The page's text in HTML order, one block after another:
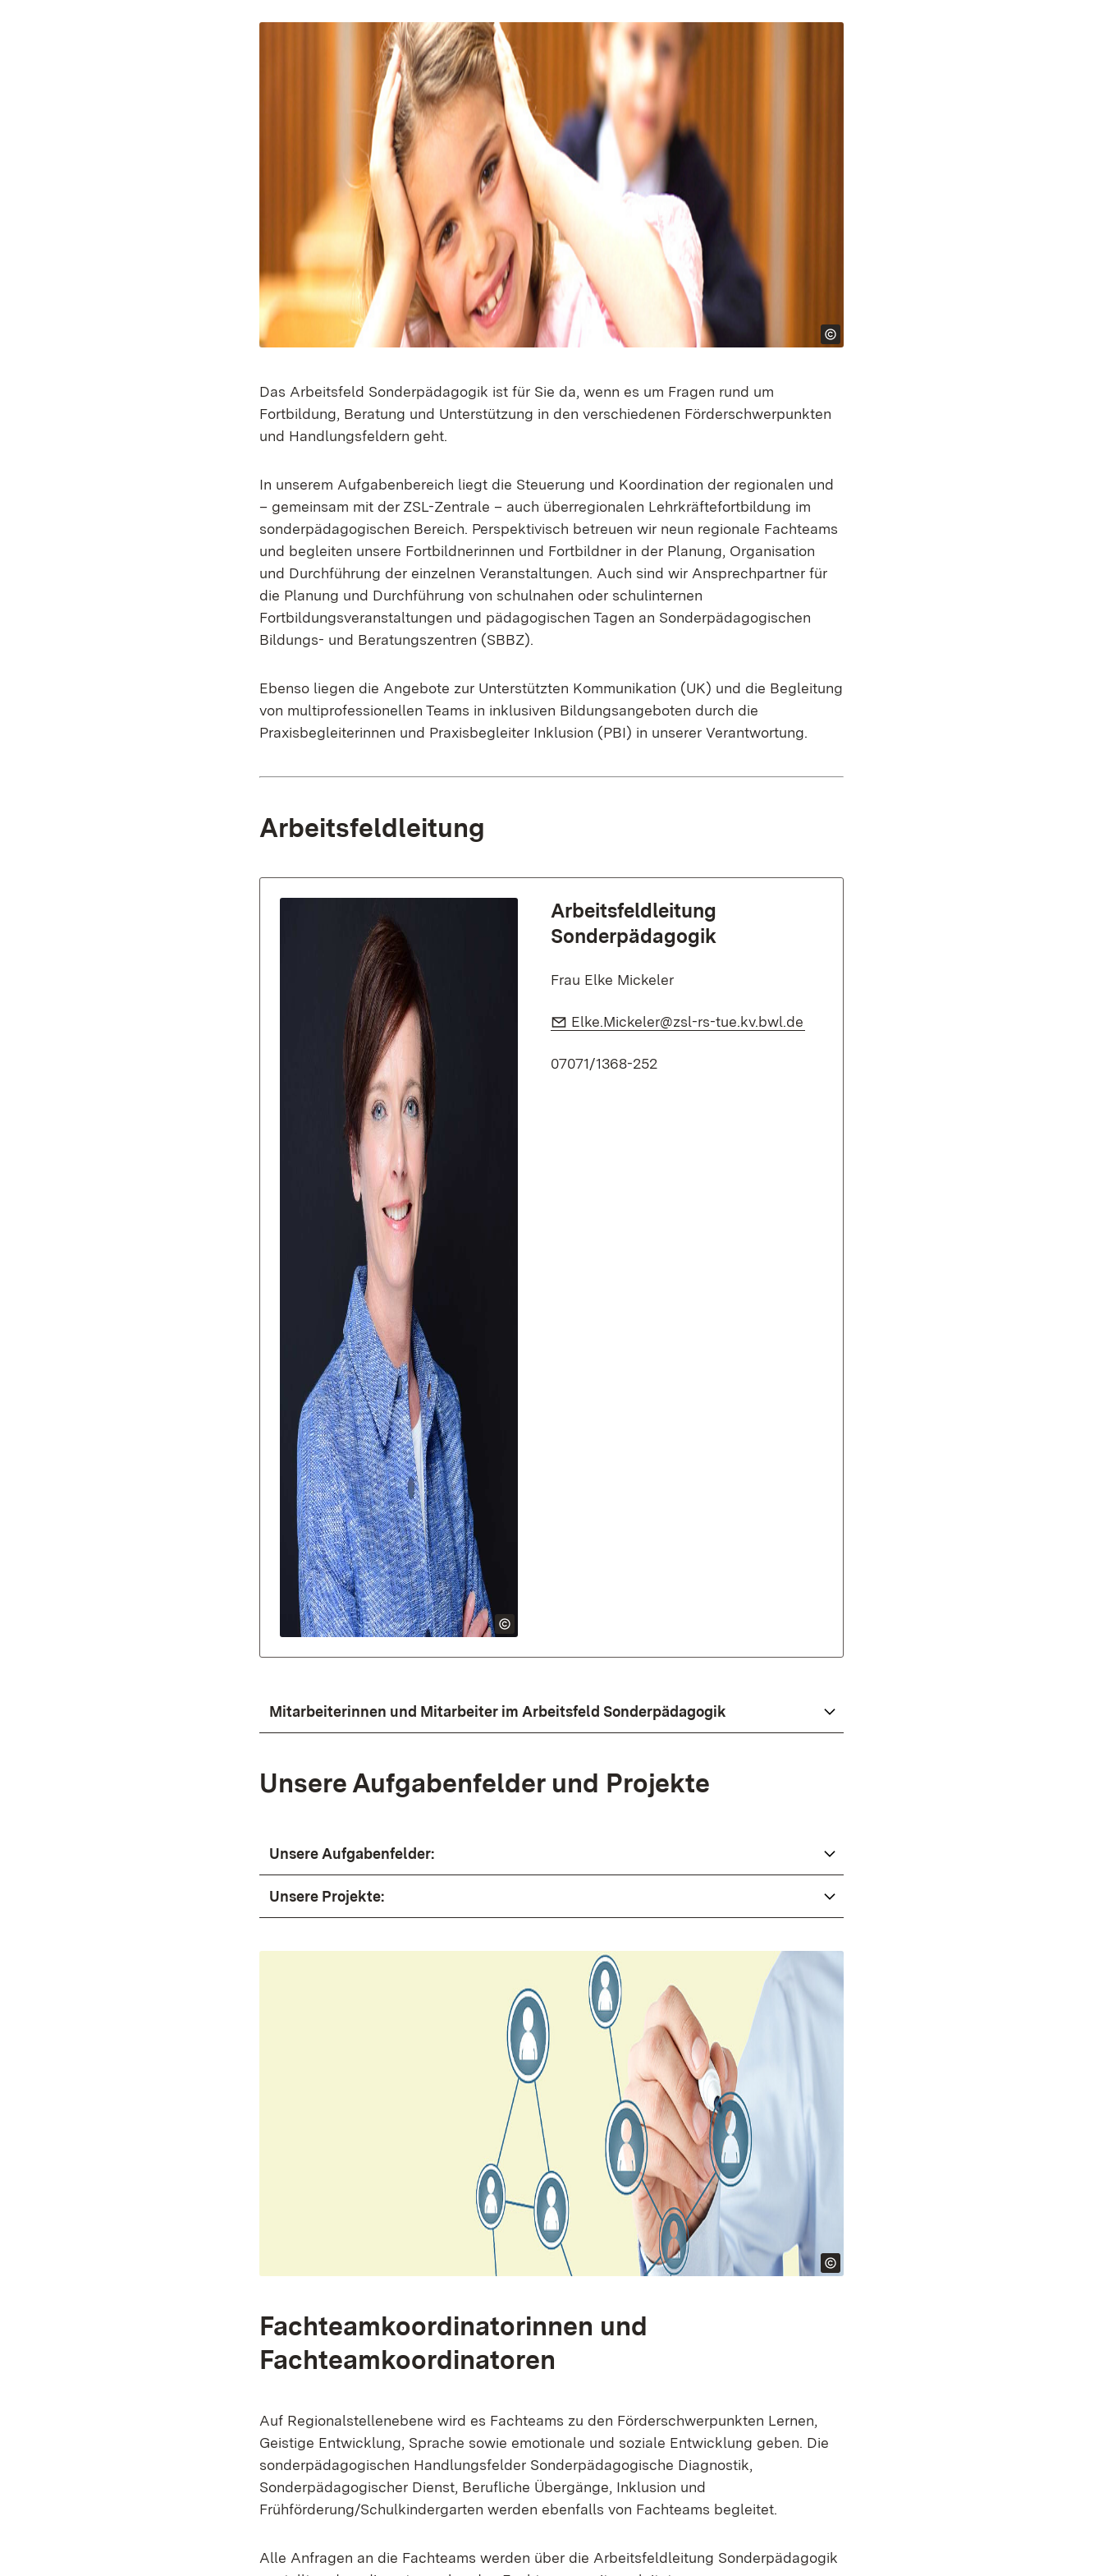
Das Arbeitsfeld Sonderpädagogik ist für Sie da, wenn es um Fragen rund um
Fortbildung, Beratung und Unterstützung in den verschiedenen Förderschwerpunkten
und Handlungsfeldern geht.
In unserem Aufgabenbereich liegt die Steuerung und Koordination der regionalen und
– gemeinsam mit der ZSL-Zentrale – auch überregionalen Lehrkräftefortbildung im
sonderpädagogischen Bereich. Perspektivisch betreuen wir neun regionale Fachteams
und begleiten unsere Fortbildnerinnen und Fortbildner in der Planung, Organisation
und Durchführung der einzelnen Veranstaltungen. Auch sind wir Ansprechpartner für
die Planung und Durchführung von schulnahen oder schulinternen
Fortbildungsveranstaltungen und pädagogischen Tagen an Sonderpädagogischen
Bildungs- und Beratungszentren (SBBZ).
Ebenso liegen die Angebote zur Unterstützten Kommunikation (UK) und die Begleitung
von multiprofessionellen Teams in inklusiven Bildungsangeboten durch die
Praxisbegleiterinnen und Praxisbegleiter Inklusion (PBI) in unserer Verantwortung.
Arbeitsfeldleitung
Arbeitsfeldleitung
Sonderpädagogik
Frau Elke Mickeler
E-Mail:
Elke.Mickeler@zsl-rs-tue.kv.bwl.de
07071/1368-252
Mitarbeiterinnen und Mitarbeiter im Arbeitsfeld Sonderpädagogik
Unsere Aufgabenfelder und Projekte
Unsere Aufgabenfelder:
Unsere Projekte:
Fachteamkoordinatorinnen und
Fachteamkoordinatoren
Auf Regionalstellenebene wird es Fachteams zu den Förderschwerpunkten Lernen,
Geistige Entwicklung, Sprache sowie emotionale und soziale Entwicklung geben. Die
sonderpädagogischen Handlungsfelder Sonderpädagogische Diagnostik,
Sonderpädagogischer Dienst, Berufliche Übergänge, Inklusion und
Frühförderung/Schulkindergarten werden ebenfalls von Fachteams begleitet.
Alle Anfragen an die Fachteams werden über die Arbeitsfeldleitung Sonderpädagogik